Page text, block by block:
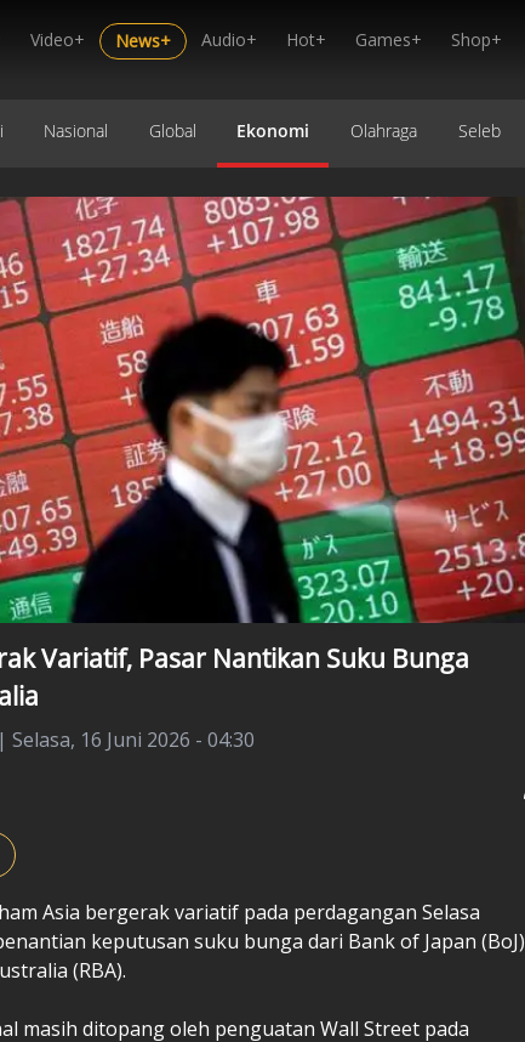
Video+ News+ Audio+ Hot+ Games+ Shop+
Nasional Global Ekonomi Olahraga Seleb
Variatif, Pasar Nantikan Suku Bunga
Selasa, 16 Juni 2026 - 04:30
Asia bergerak variatif pada perdagangan Selasa
keputusan suku bunga dari Bank of Japan (BoJ)
(RBA).
masih ditopang oleh penguatan Wall Street pada